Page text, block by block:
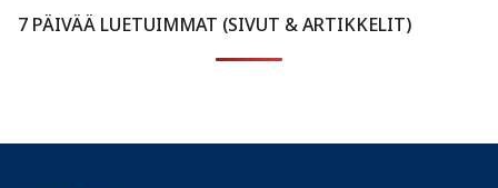
7 PÄIVÄÄ LUETUIMMAT (SIVUT & ARTIKKELIT)